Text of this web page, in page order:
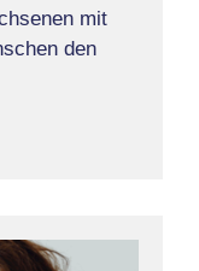
mit
den